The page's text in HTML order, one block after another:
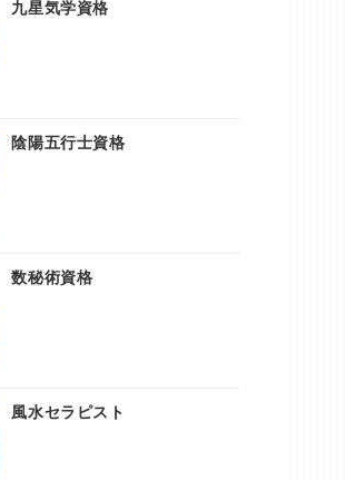
九星気学資格
陰陽五行士資格
数秘術資格
風水セラピスト